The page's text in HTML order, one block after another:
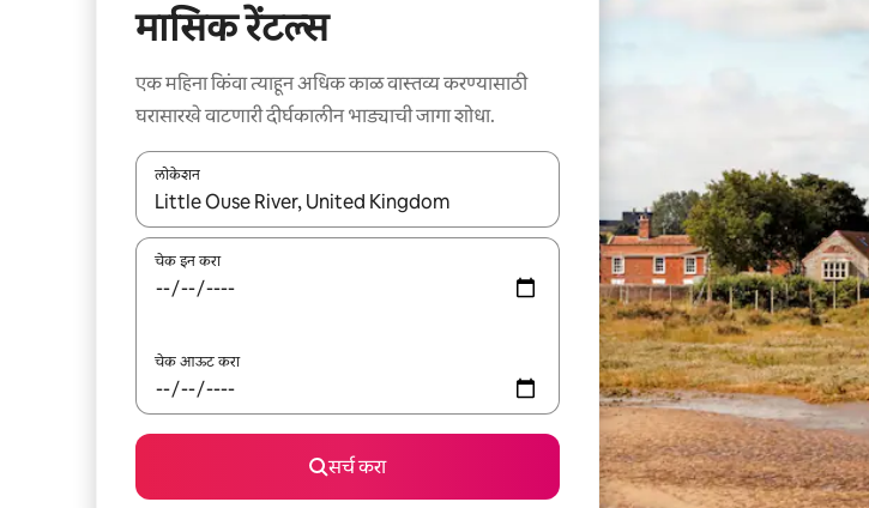
मासिक रेंटल्स
एक महिना किंवा त्याहून अधिक काळ वास्तव्य करण्यासाठी
घरासारखे वाटणारी दीर्घकालीन भाड्याची जागा शोधा.
लोकेशन
जेव्हा परिणाम उपलब्ध असतील, तेव्हा वरच्या आणि खाली बाणांच्या किजसह नेव्हिगेट करा किंवा स्पर्शाने स्वाइप जेश्चर्स
चेक इन करा
चेक आऊट करा
सर्च करा